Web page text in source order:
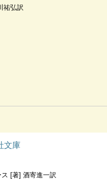
祐弘訳
文庫
[著] 酒寄進一訳